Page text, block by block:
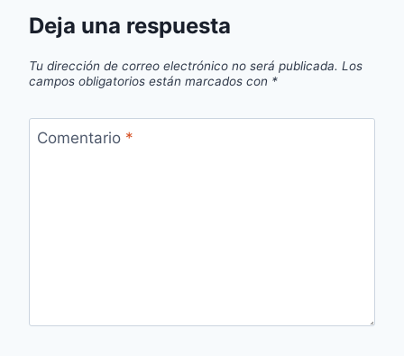
Deja una respuesta
Tu dirección de correo electrónico no será publicada. Los
campos obligatorios están marcados con *
Comentario *